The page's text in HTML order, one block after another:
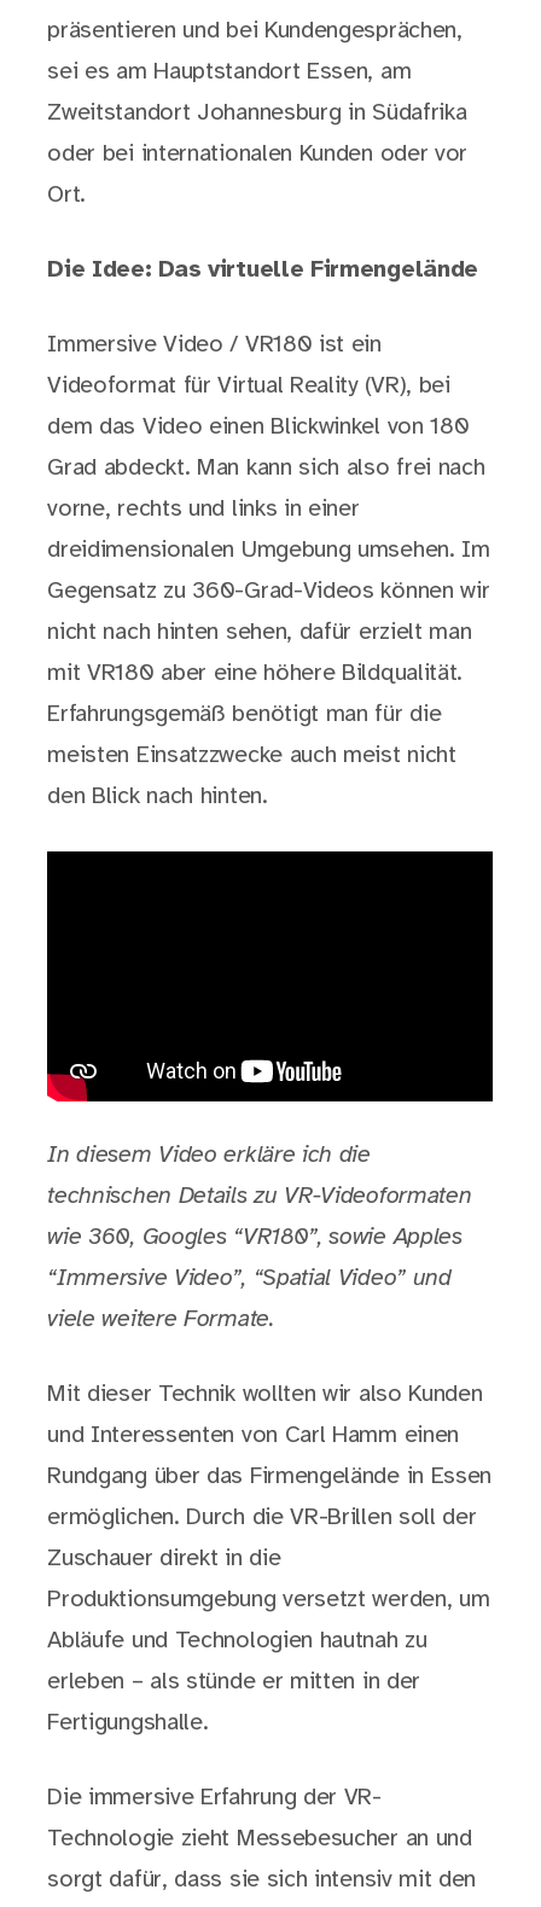
präsentieren und bei Kundengesprächen,
sei es am Hauptstandort Essen, am
Zweitstandort Johannesburg in Südafrika
oder bei internationalen Kunden oder vor
Ort.
Die Idee: Das virtuelle Firmengelände
Immersive Video / VR180 ist ein
Videoformat für Virtual Reality (VR), bei
dem das Video einen Blickwinkel von 180
Grad abdeckt. Man kann sich also frei nach
vorne, rechts und links in einer
dreidimensionalen Umgebung umsehen. Im
Gegensatz zu 360-Grad-Videos können wir
nicht nach hinten sehen, dafür erzielt man
mit VR180 aber eine höhere Bildqualität.
Erfahrungsgemäß benötigt man für die
meisten Einsatzzwecke auch meist nicht
den Blick nach hinten.
In diesem Video erkläre ich die
technischen Details zu VR-Videoformaten
wie 360, Googles “VR180”, sowie Apples
“Immersive Video”, “Spatial Video” und
viele weitere Formate.
Mit dieser Technik wollten wir also Kunden
und Interessenten von Carl Hamm einen
Rundgang über das Firmengelände in Essen
ermöglichen. Durch die VR-Brillen soll der
Zuschauer direkt in die
Produktionsumgebung versetzt werden, um
Abläufe und Technologien hautnah zu
erleben – als stünde er mitten in der
Fertigungshalle.
Die immersive Erfahrung der VR-
Technologie zieht Messebesucher an und
sorgt dafür, dass sie sich intensiv mit den